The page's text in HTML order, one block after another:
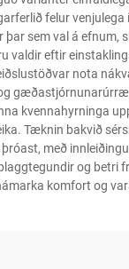
felur
sem val á efnum,
valdir eftir
nota
kvennahyrninga
Tæknin bakvið
með
og betri
komfort og